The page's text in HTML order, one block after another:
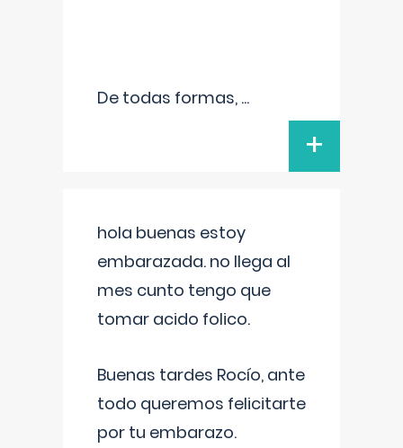
De todas formas, ...
+
hola buenas estoy
embarazada. no llega al
mes cunto tengo que
tomar acido folico.
Buenas tardes Rocío, ante
todo queremos felicitarte
por tu embarazo.